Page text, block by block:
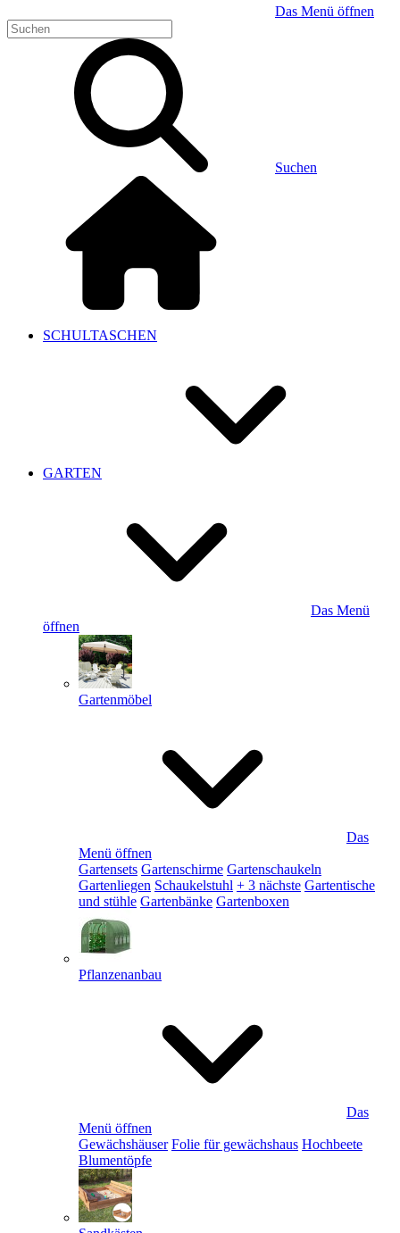
Das Menü öffnen
Suchen
SCHULTASCHEN
GARTEN
Das Menü
öffnen
Gartenmöbel
Das
Menü öffnen
Gartensets Gartenschirme Gartenschaukeln
Gartenliegen Schaukelstuhl + 3 nächste Gartentische
und stühle Gartenbänke Gartenboxen
Pflanzenanbau
Das
Menü öffnen
Gewächshäuser Folie für gewächshaus Hochbeete
Blumentöpfe